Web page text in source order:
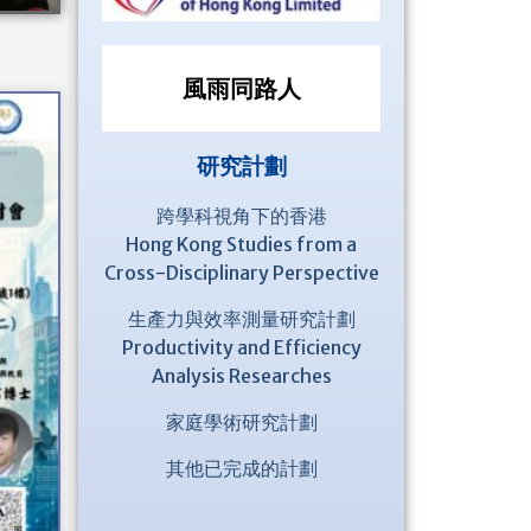
風雨同路人
研究計劃
跨學科視角下的香港
Hong Kong Studies from a
Cross-Disciplinary Perspective
生產力與效率測量研究計劃
Productivity and Efficiency
Analysis Researches
家庭學術研究計劃
其他已完成的計劃